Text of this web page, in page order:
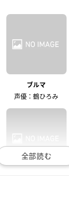
山田栄子
マイ
ブルマ
声優：鶴ひろみ